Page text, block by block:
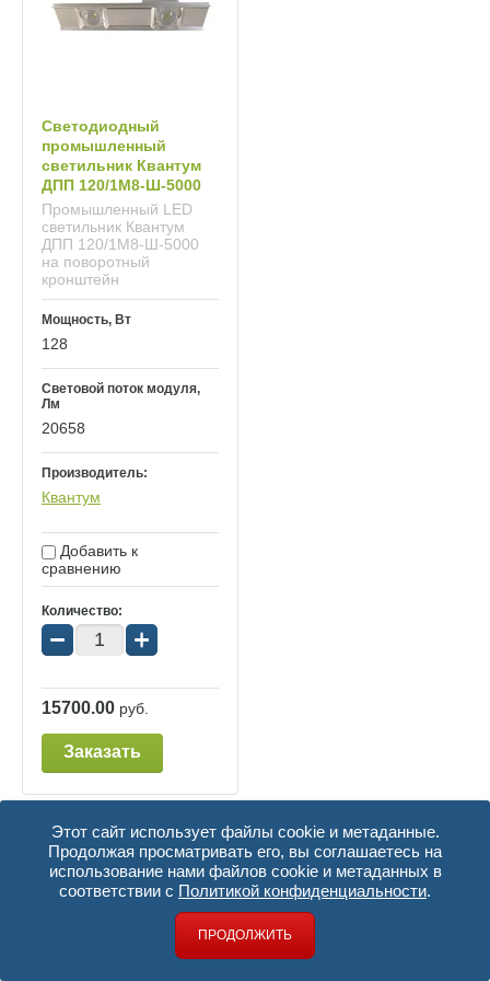
Светодиодный
промышленный
светильник Квантум
ДПП 120/1М8-Ш-5000
Промышленный LED
светильник Квантум
ДПП 120/1М8-Ш-5000
на поворотный
кронштейн
Мощность, Вт
128
Световой поток модуля,
Лм
20658
Производитель:
Квантум
Добавить к
сравнению
Количество:
− +
15700.00 руб.
Заказать
Этот сайт использует файлы cookie и метаданные.
Продолжая просматривать его, вы соглашаетесь на
использование нами файлов cookie и метаданных в
соответствии с Политикой конфиденциальности.
ПРОДОЛЖИТЬ